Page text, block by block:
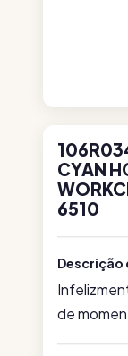
CYAN
6510
Descrição
de